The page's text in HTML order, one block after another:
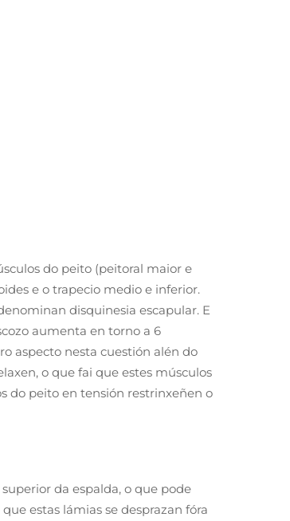
do peito (peitoral maior e
e o trapecio medio e inferior.
disquinesia escapular. E
aumenta en torno a 6
aspecto nesta cuestión alén do
o que fai que estes músculos
do peito en tensión restrinxeñen o
da espalda, o que pode
estas lámias se desprazan fóra